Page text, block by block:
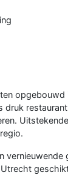
opgebouwd
druk
vernieuwende